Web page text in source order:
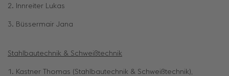
2. Innreiter Lukas
3. Büssermair Jana
Stahlbautechnik & Schweißtechnik
1. Kastner Thomas (Stahlbautechnik & Schweißtechnik),